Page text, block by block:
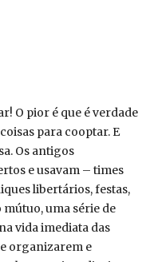
O pior é que é verdade
para cooptar. E
Os antigos
e usavam – times
libertários, festas,
mútuo, uma série de
vida imediata das
organizarem e